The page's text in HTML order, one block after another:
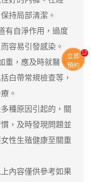
持局部清潔。
自淨作用，過度
容易引發感染。
，應及時就醫。
白帶常規檢查等，
。
種原因引起的，關
，及時發現問題並
性生殖健康至關重
內容僅供參考如果
立即
預約
11